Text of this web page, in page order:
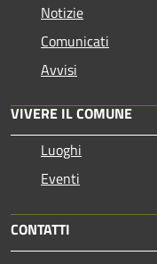
Notizie
Comunicati
Avvisi
VIVERE IL COMUNE
Luoghi
Eventi
CONTATTI